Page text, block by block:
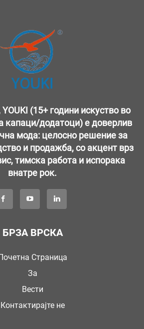
(15+ години искуство во
капаци/додатоци) е доверлив
мода: целосно решение за
и продажба, со акцент врз
тимска работа и испорака
внатре рок.
БРЗА ВРСКА
Страница
За
Вести
Контактирајте не